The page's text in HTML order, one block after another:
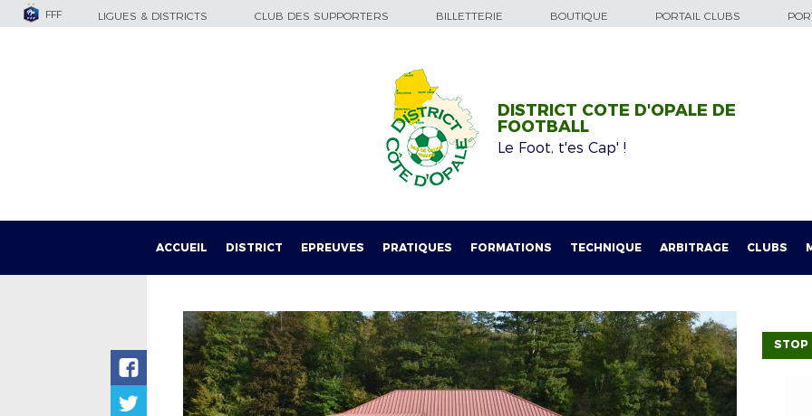
FFF LIGUES & DISTRICTS CLUB DES SUPPORTERS BILLETTERIE BOUTIQUE PORTAIL CLUBS
DISTRICT COTE D'OPALE DE
FOOTBALL
Le Foot, t'es Cap' !
ACCUEIL DISTRICT EPREUVES PRATIQUES FORMATIONS TECHNIQUE ARBITRAGE CLUBS
STOP